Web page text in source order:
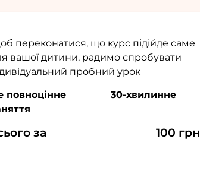
переконатися, що курс підійде саме
вашої дитини, радимо спробувати
пробний урок
повноцінне 30-хвилинне
за 100 грн